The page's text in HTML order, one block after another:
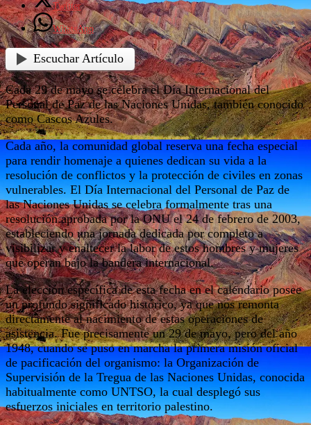
Twitter
WhatsApp
Escuchar Artículo
Cada 29 de mayo se celebra el Día Internacional del
Personal de Paz de las Naciones Unidas, también conocido
como Cascos Azules.
Cada año, la comunidad global reserva una fecha especial
para rendir homenaje a quienes dedican su vida a la
resolución de conflictos y la protección de civiles en zonas
vulnerables. El Día Internacional del Personal de Paz de
las Naciones Unidas se celebra formalmente tras una
resolución aprobada por la ONU el 24 de febrero de 2003,
estableciendo una jornada dedicada por completo a
visibilizar y enaltecer la labor de estos hombres y mujeres
que operan bajo la bandera internacional.
La elección específica de esta fecha en el calendario posee
un profundo significado histórico, ya que nos remonta
directamente al nacimiento de estas operaciones de
asistencia. Fue precisamente un 29 de mayo, pero del año
1948, cuando se puso en marcha la primera misión oficial
de pacificación del organismo: la Organización de
Supervisión de la Tregua de las Naciones Unidas, conocida
habitualmente como UNTSO, la cual desplegó sus
esfuerzos iniciales en territorio palestino.